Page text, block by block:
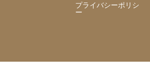
プライバシーポリシ
ー